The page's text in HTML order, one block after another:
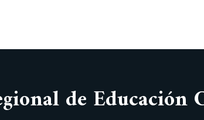
de Educación